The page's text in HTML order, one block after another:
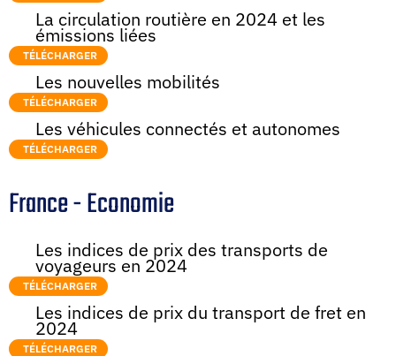
La circulation routière en 2024 et les
émissions liées
TÉLÉCHARGER
Les nouvelles mobilités
TÉLÉCHARGER
Les véhicules connectés et autonomes
TÉLÉCHARGER
France - Economie
Les indices de prix des transports de
voyageurs en 2024
TÉLÉCHARGER
Les indices de prix du transport de fret en
2024
TÉLÉCHARGER